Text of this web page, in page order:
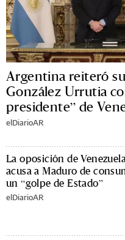
Argentina reiteró
González Urrutia
presidente” de
elDiarioAR
La oposición de Venezuela
acusa a Maduro de
un “golpe de Estado”
elDiarioAR